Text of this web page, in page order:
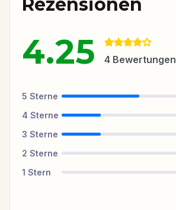
4.25 4 Bewertungen
5 Sterne
4 Sterne
3 Sterne
2 Sterne
1 Stern